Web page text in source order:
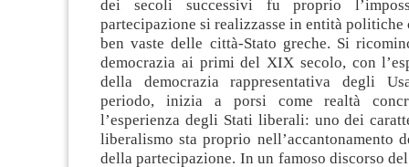
dei secoli successivi fu proprio
partecipazione si realizzasse in entità politiche
ben vaste delle città-Stato greche. Si
democrazia ai primi del XIX secolo, con
della democrazia rappresentativa degli
periodo, inizia a porsi come realtà
l’esperienza degli Stati liberali: uno dei
liberalismo sta proprio nell’accantonamento
della partecipazione. In un famoso discorso